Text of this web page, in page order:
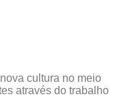
cultura no meio
através do trabalho